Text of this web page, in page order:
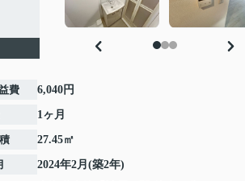
費 6,040円
1ヶ月
27.45㎡
2024年2月(築2年)